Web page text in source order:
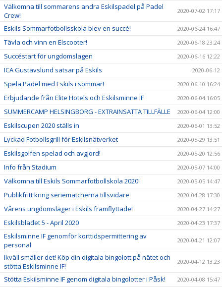
Välkomna till sommarens andra Eskilspadel på Padel
Crew!
2020-07-02 17:17
Eskils Sommarfotbollsskola blev en succé! 2020-06-24 16:47
Tävla och vinn en Elscooter! 2020-06-18 23:24
Succéstart för ungdomslagen 2020-06-16 12:22
ICA Gustavslund satsar på Eskils 2020-06-12
Spela Padel med Eskils i sommar! 2020-06-10 16:24
Erbjudande från Elite Hotels och Eskilsminne IF 2020-06-04 16:05
SUMMERCAMP HELSINGBORG - EXTRAINSATTA TILLFÄLLE 2020-06-04 12:00
Eskilscupen 2020 ställs in 2020-06-01 13:52
Lyckad Fotbollsgrill för Eskilsnätverket 2020-05-29 13:51
Eskilsgolfen spelad och avgjord! 2020-05-20 12:56
Info från Stadium 2020-05-07 14:00
Välkomna till Eskils Sommarfotbollskola 2020! 2020-05-05 14:47
Publikfritt kring seriematcherna tillsvidare 2020-04-28 17:30
Vårens ungdomsläger i Eskils framflyttade! 2020-04-27 14:27
Eskilsbladet 5 - April 2020 2020-04-23 17:37
Eskilsminne IF genomför korttidspermittering av
personal
2020-04-21 12:07
Ikväll smäller det! Köp din digitala bingolott på nätet och
stötta Eskilsminne IF!
2020-04-12 13:23
Stötta Eskilsminne IF genom digitala bingolotter i Påsk! 2020-04-08 15:47